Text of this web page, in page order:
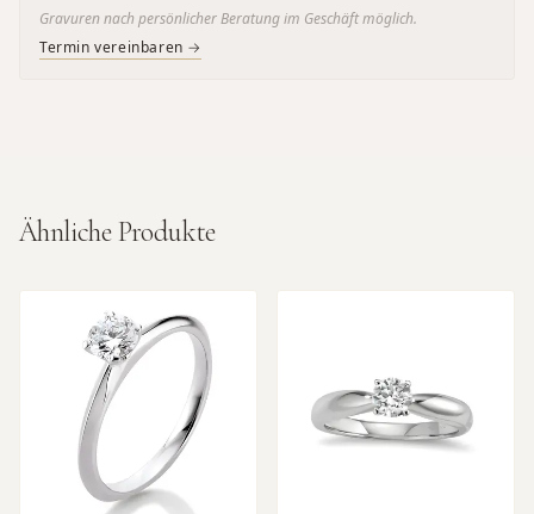
Gravuren nach persönlicher Beratung im Geschäft möglich.
Termin vereinbaren →
Ähnliche Produkte